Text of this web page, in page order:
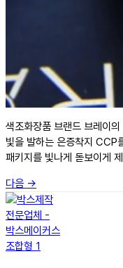
색조화장품 브랜드 브레이
빛을 발하는 은증착지 CCP
패키지를 빛나게 돋보이게
다음 →